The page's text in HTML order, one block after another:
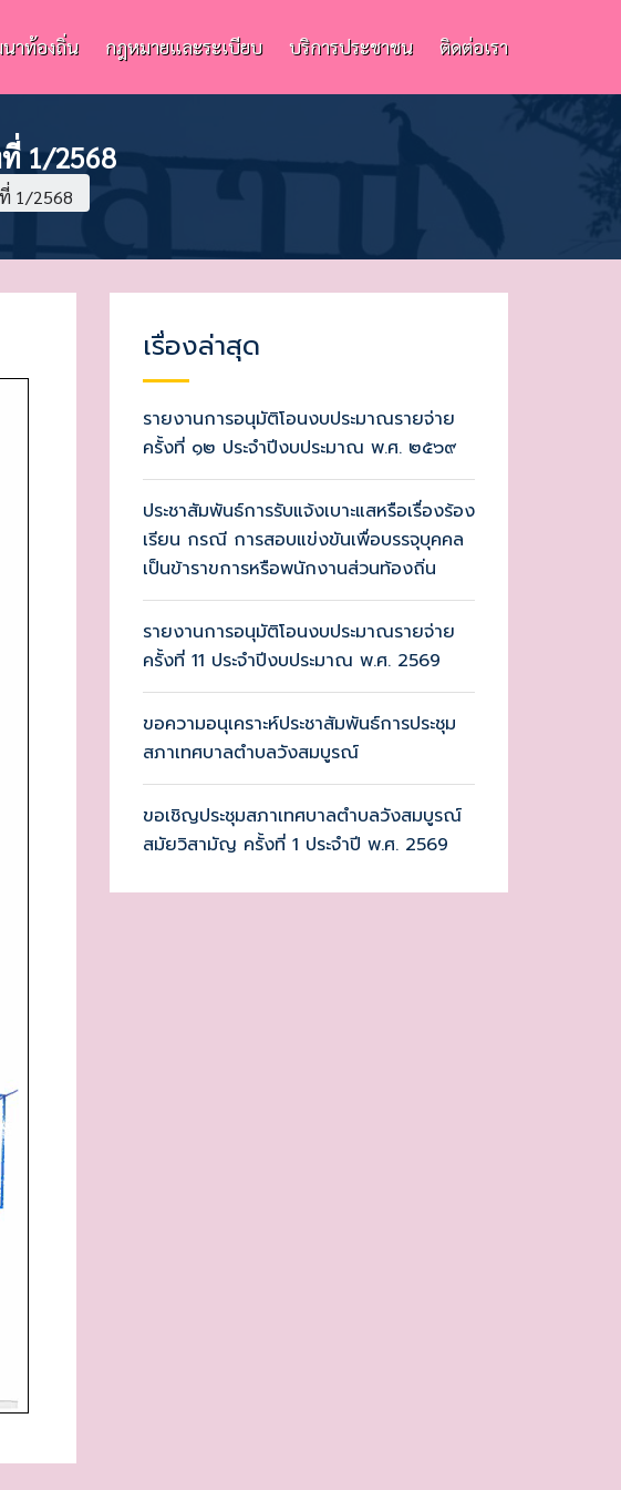
าท้องถิ่น กฎหมายและระเบียบ บริการประชาชน ติดต่อเรา
1/2568
1/2568
เรื่องล่าสุด
รายงานการอนุมัติโอนงบประมาณรายจ่าย
ครั้งที่ ๑๒ ประจำปีงบประมาณ พ.ศ. ๒๕๖๙
ประชาสัมพันธ์การรับแจ้งเบาะแสหรือเรื่องร้อง
เรียน กรณี การสอบแข่งขันเพื่อบรรจุบุคคล
เป็นข้าราขการหรือพนักงานส่วนท้องถิ่น
รายงานการอนุมัติโอนงบประมาณรายจ่าย
ครั้งที่ 11 ประจำปีงบประมาณ พ.ศ. 2569
ขอความอนุเคราะห์ประชาสัมพันธ์การประชุม
สภาเทศบาลตำบลวังสมบูรณ์
ขอเชิญประชุมสภาเทศบาลตำบลวังสมบูรณ์
สมัยวิสามัญ ครั้งที่ 1 ประจำปี พ.ศ. 2569